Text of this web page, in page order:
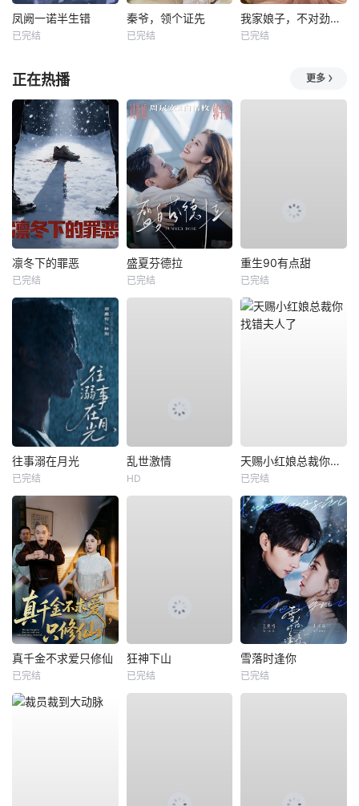
凤阙一诺半生错
已完结
秦爷，领个证先
已完结
我家娘子，不对劲第四季
已完结
正在热播 更多
凛冬下的罪恶
已完结
盛夏芬德拉
已完结
重生90有点甜
已完结
往事溺在月光
已完结
乱世激情
HD
天赐小红娘总裁你找错夫人了
已完结
真千金不求爱只修仙
已完结
狂神下山
已完结
雪落时逢你
已完结